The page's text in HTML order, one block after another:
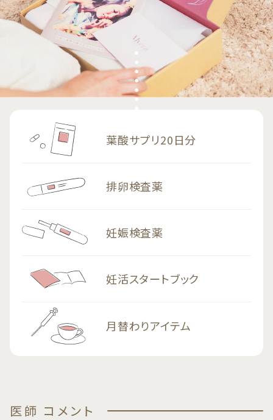
葉酸サプリ20日分
排卵検査薬
妊娠検査薬
妊活スタートブック
月替わりアイテム
医師 コメント